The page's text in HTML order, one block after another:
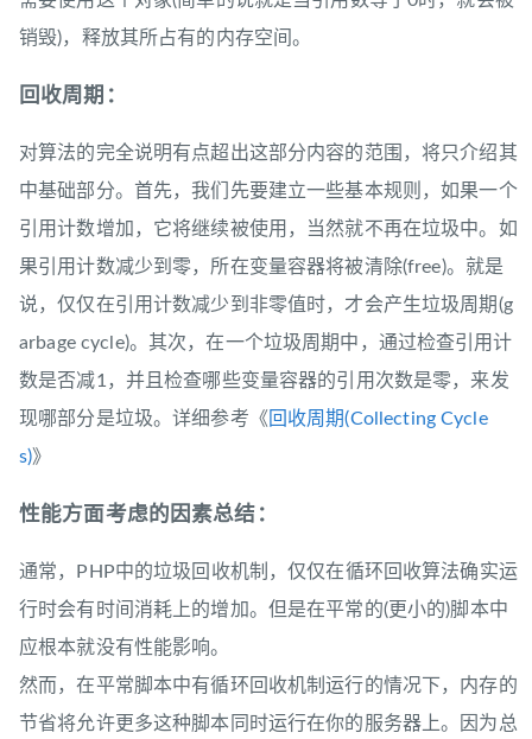
销毁)，释放其所占有的内存空间。
回收周期：
对算法的完全说明有点超出这部分内容的范围，将只介绍其
中基础部分。首先，我们先要建立一些基本规则，如果一个
引用计数增加，它将继续被使用，当然就不再在垃圾中。如
果引用计数减少到零，所在变量容器将被清除(free)。就是
说，仅仅在引用计数减少到非零值时，才会产生垃圾周期(g
arbage cycle)。其次，在一个垃圾周期中，通过检查引用计
数是否减1，并且检查哪些变量容器的引用次数是零，来发
现哪部分是垃圾。详细参考《 回收周期(Collecting Cycle
s)》
性能方面考虑的因素总结：
通常，PHP中的垃圾回收机制，仅仅在循环回收算法确实运
行时会有时间消耗上的增加。但是在平常的(更小的)脚本中
应根本就没有性能影响。
然而，在平常脚本中有循环回收机制运行的情况下，内存的
节省将允许更多这种脚本同时运行在你的服务器上。因为总